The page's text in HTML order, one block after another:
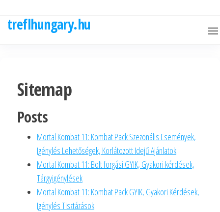
treflhungary.hu
Sitemap
Posts
Mortal Kombat 11: Kombat Pack Szezonális Események,
Igénylés Lehetőségek, Korlátozott Idejű Ajánlatok
Mortal Kombat 11: Bolt forgási GYIK, Gyakori kérdések,
Tárgyigénylések
Mortal Kombat 11: Kombat Pack GYIK, Gyakori Kérdések,
Igénylés Tisztázások